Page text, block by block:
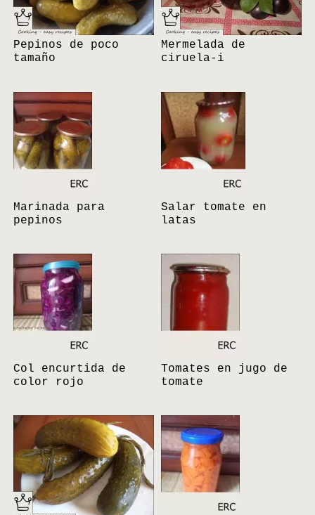
Pepinos de poco
tamaño
Mermelada de
ciruela-i
Marinada para
pepinos
Salar tomate en
latas
Col encurtida de
color rojo
Tomates en jugo de
tomate